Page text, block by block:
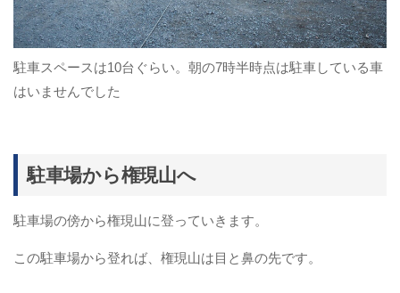
駐車スペースは10台ぐらい。朝の7時半時点は駐車している車
はいませんでした
駐車場から権現山へ
駐車場の傍から権現山に登っていきます。
この駐車場から登れば、権現山は目と鼻の先です。